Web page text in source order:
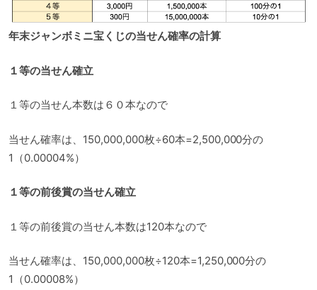
年末ジャンボミニ宝くじの当せん確率の計算
１等の当せん確立
１等の当せん本数は６０本なので
当せん確率は、150,000,000枚÷60本=2,500,000分の
1（0.00004%）
１等の前後賞の当せん確立
１等の前後賞の当せん本数は120本なので
当せん確率は、150,000,000枚÷120本=1,250,000分の
1（0.00008%）